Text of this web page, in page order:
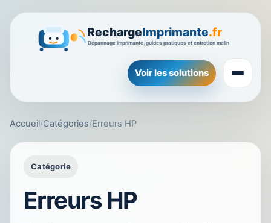
Voir les solutions
Accueil/Catégories/Erreurs HP
Catégorie
Erreurs HP